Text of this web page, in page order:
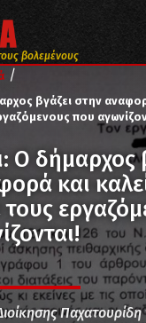
βολεμένους
/
βγάζει στην
που
Ο δήμαρχος
και
Παχατουρίδη